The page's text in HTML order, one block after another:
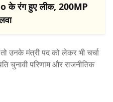
रंग हुए लीक, 200MP
उनके मंत्री पद को लेकर भी चर्चा
चुनावी परिणाम और राजनीतिक